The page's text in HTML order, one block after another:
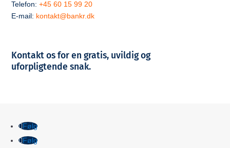
Telefon:+45 60 15 99 20
E-mail: kontakt@bankr.dk
Kontakt os for en gratis, uvildig og
uforpligtende snak.
Følg
Følg